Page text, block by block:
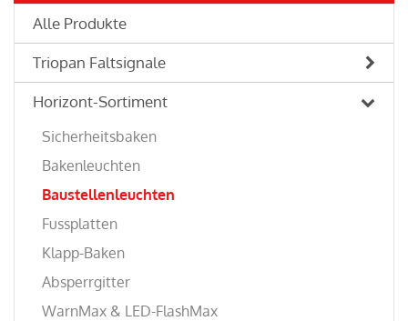
Alle Produkte
Triopan Faltsignale
Horizont-Sortiment
Sicherheitsbaken
Bakenleuchten
Baustellenleuchten
Fussplatten
Klapp-Baken
Absperrgitter
WarnMax & LED-FlashMax